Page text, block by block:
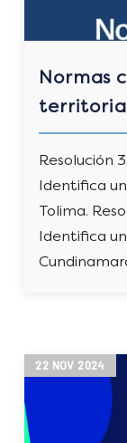
Normas
Resolución
Identifica
Tolima.
Identifica
22 NOV 2024